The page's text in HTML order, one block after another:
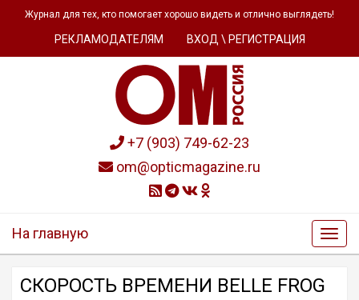
Журнал для тех, кто помогает хорошо видеть и отлично выглядеть!
РЕКЛАМОДАТЕЛЯМ ВХОД \ РЕГИСТРАЦИЯ
+7 (903) 749-62-23
om@opticmagazine.ru
На главную
СКОРОСТЬ ВРЕМЕНИ BELLE FROG